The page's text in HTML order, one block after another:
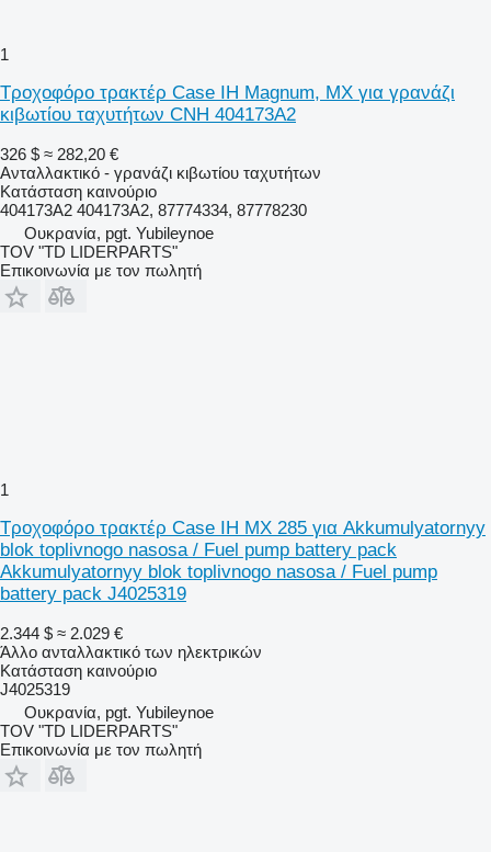
1
Τροχοφόρο τρακτέρ Case IH Magnum, MX για γρανάζι
κιβωτίου ταχυτήτων CNH 404173A2
326 $ ≈ 282,20 €
Ανταλλακτικό - γρανάζι κιβωτίου ταχυτήτων
Κατάσταση καινούριο
404173A2 404173A2, 87774334, 87778230
Ουκρανία, pgt. Yubileynoe
TOV "TD LIDERPARTS"
Επικοινωνία με τον πωλητή
1
Τροχοφόρο τρακτέρ Case IH MX 285 για Akkumulyatornyy
blok toplivnogo nasosa / Fuel pump battery pack
Akkumulyatornyy blok toplivnogo nasosa / Fuel pump
battery pack J4025319
2.344 $ ≈ 2.029 €
Άλλο ανταλλακτικό των ηλεκτρικών
Κατάσταση καινούριο
J4025319
Ουκρανία, pgt. Yubileynoe
TOV "TD LIDERPARTS"
Επικοινωνία με τον πωλητή